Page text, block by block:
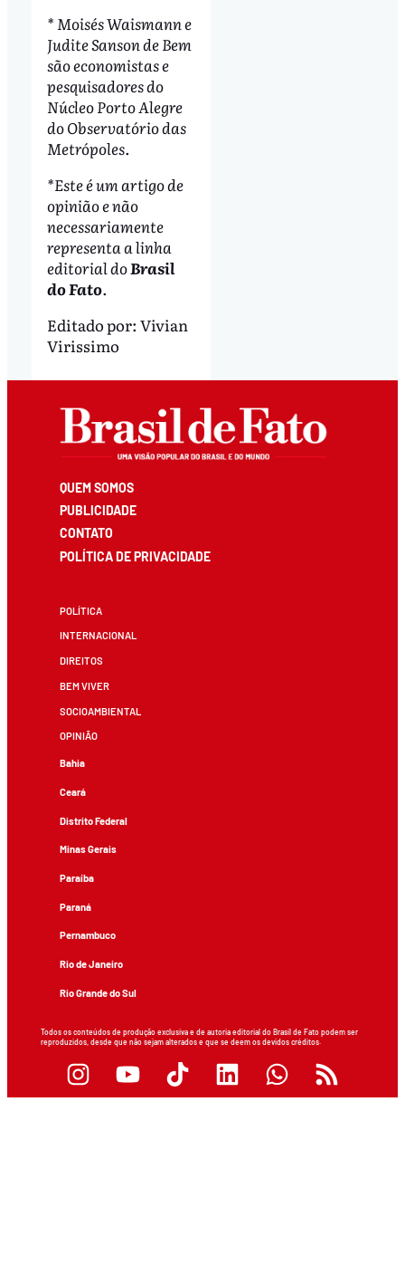
* Moisés Waismann e
Judite Sanson de Bem
são economistas e
pesquisadores do
Núcleo Porto Alegre
do Observatório das
Metrópoles.
*Este é um artigo de
opinião e não
necessariamente
representa a linha
editorial doBrasil
do Fato.
Editado por: Vivian
Virissimo
QUEM SOMOS
PUBLICIDADE
CONTATO
POLÍTICA DE PRIVACIDADE
POLÍTICA
INTERNACIONAL
DIREITOS
BEM VIVER
SOCIOAMBIENTAL
OPINIÃO
Bahia
Ceará
Distrito Federal
Minas Gerais
Paraíba
Paraná
Pernambuco
Rio de Janeiro
Rio Grande do Sul
Todos os conteúdos de produção exclusiva e de autoria editorial do Brasil de Fato podem ser
reproduzidos, desde que não sejam alterados e que se deem os devidos créditos.